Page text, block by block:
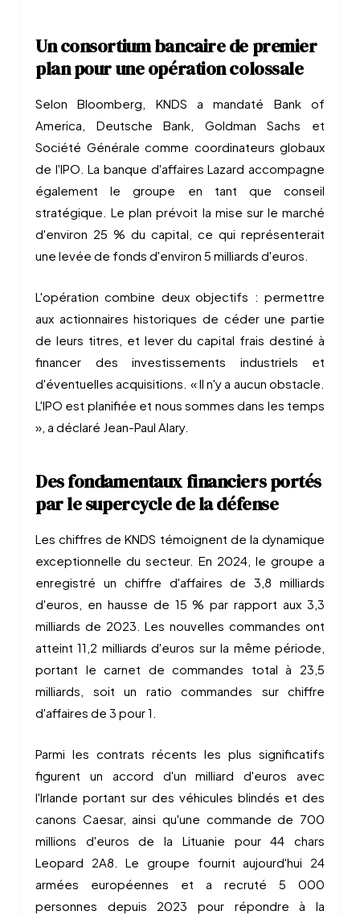
Un consortium bancaire de premier
plan pour une opération colossale
Selon Bloomberg, KNDS a mandaté Bank of
America, Deutsche Bank, Goldman Sachs et
Société Générale comme coordinateurs globaux
de l'IPO. La banque d'affaires Lazard accompagne
également le groupe en tant que conseil
stratégique. Le plan prévoit la mise sur le marché
d'environ 25 % du capital, ce qui représenterait
une levée de fonds d'environ 5 milliards d'euros.
L'opération combine deux objectifs : permettre
aux actionnaires historiques de céder une partie
de leurs titres, et lever du capital frais destiné à
financer des investissements industriels et
d'éventuelles acquisitions. « Il n'y a aucun obstacle.
L'IPO est planifiée et nous sommes dans les temps
», a déclaré Jean-Paul Alary.
Des fondamentaux financiers portés
par le supercycle de la défense
Les chiffres de KNDS témoignent de la dynamique
exceptionnelle du secteur. En 2024, le groupe a
enregistré un chiffre d'affaires de 3,8 milliards
d'euros, en hausse de 15 % par rapport aux 3,3
milliards de 2023. Les nouvelles commandes ont
atteint 11,2 milliards d'euros sur la même période,
portant le carnet de commandes total à 23,5
milliards, soit un ratio commandes sur chiffre
d'affaires de 3 pour 1.
Parmi les contrats récents les plus significatifs
figurent un accord d'un milliard d'euros avec
l'Irlande portant sur des véhicules blindés et des
canons Caesar, ainsi qu'une commande de 700
millions d'euros de la Lituanie pour 44 chars
Leopard 2A8. Le groupe fournit aujourd'hui 24
armées européennes et a recruté 5 000
personnes depuis 2023 pour répondre à la